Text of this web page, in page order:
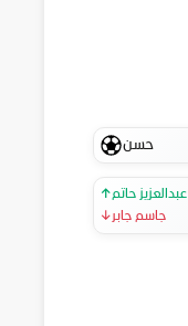
حسن
↑عبدالعزيز حاتم
↓جاسم جابر